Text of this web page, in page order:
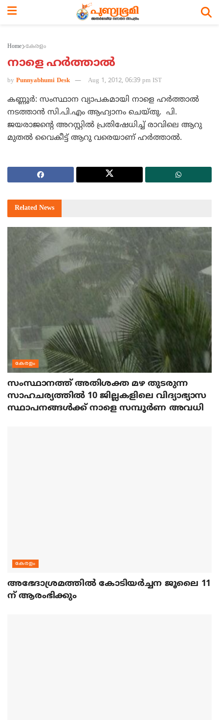
Home കേരളം
നാളെ ഹര്‍ത്താല്‍
by Punnyabhumi Desk Aug 1, 2012, 06:39 pm IST
കണ്ണൂര്‍: സംസ്ഥാന വ്യാപകമായി നാളെ ഹര്‍ത്താല്‍
നടത്താന്‍ സി.പി.എം ആഹ്വാനം ചെയ്തു. പി.
ജയരാജന്റെ അറസ്റ്റില്‍ പ്രതിഷേധിച്ച് രാവിലെ ആറു
മുതല്‍ വൈകീട്ട് ആറു വരെയാണ് ഹര്‍ത്താല്‍.
Related News
കേരളം
സംസ്ഥാനത്ത് അതിശക്ത മഴ തുടരുന്ന
സാഹചര്യത്തിൽ 10 ജില്ലകളിലെ വിദ്യാഭ്യാസ
സ്ഥാപനങ്ങൾക്ക് നാളെ സമ്പൂർണ അവധി
കേരളം
അഭേദാശ്രമത്തില്‍ കോടിയര്‍ച്ചന ജൂലൈ 11
ന് ആരംഭിക്കും